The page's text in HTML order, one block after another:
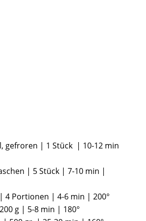
gefroren | 1 Stück | 10-12 min
| 5 Stück | 7-10 min |
4 Portionen | 4-6 min | 200°
g | 5-8 min | 180°